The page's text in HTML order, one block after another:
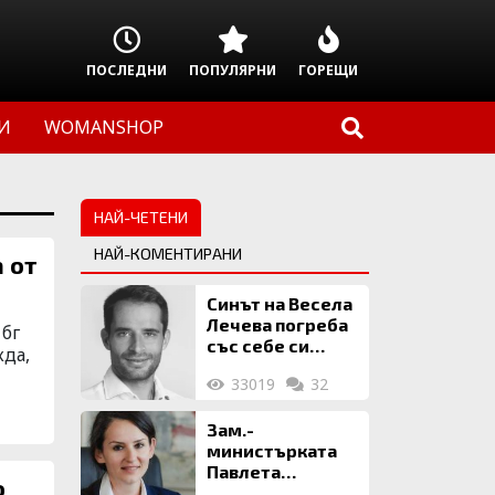
ПОСЛЕДНИ ПОПУЛЯРНИ ГОРЕЩИ
WOMANSHOP
от
НАЙ-ЧЕТЕНИ
НАЙ-КОМЕНТИРАНИ
Синът на Весела
Лечева погреба
със себе си
млн. евро
33019 32
Зам.-
министърката
Павлета